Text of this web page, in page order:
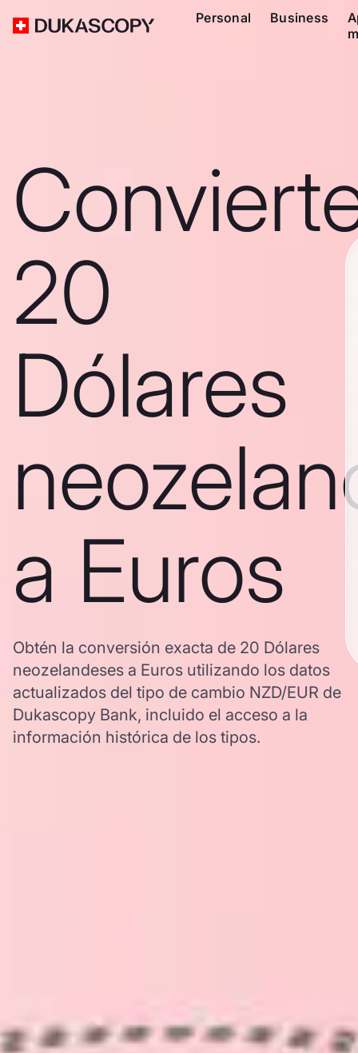
Personal Business
20
Dólares
a Euros
Obtén la conversión exacta de 20 Dólares
neozelandeses a Euros utilizando los datos
actualizados del tipo de cambio NZD/EUR de
Dukascopy Bank, incluido el acceso a la
información histórica de los tipos.